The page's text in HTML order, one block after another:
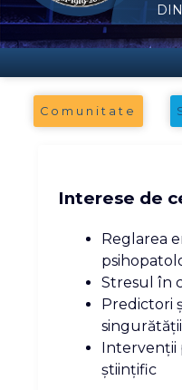
Comunitate
Interese de
Reglarea
Stresul în
Predictori
singurătății
Intervenții
științific